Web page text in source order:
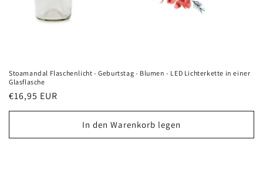
Stoamandal Flaschenlicht - Geburtstag - Blumen - LED Lichterkette in einer
Glasflasche
Normaler
Preis
€16,95 EUR
In den Warenkorb legen